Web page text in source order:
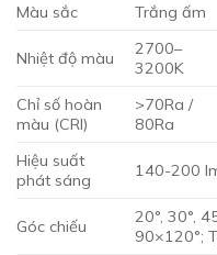
Màu sắc
Trắng ấm
Nhiệt độ màu
2700–
3200K
Chỉ số hoàn
màu (CRI)
>70Ra /
80Ra
Hiệu suất
phát sáng
140-200
Góc chiếu
20°, 30°,
90×120°;